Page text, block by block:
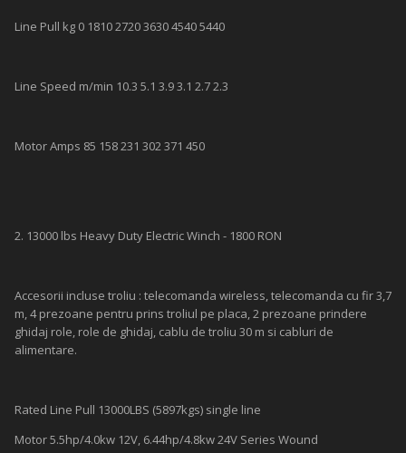
Line Pull kg 0 1810 2720 3630 4540 5440
Line Speed m/min 10.3 5.1 3.9 3.1 2.7 2.3
Motor Amps 85 158 231 302 371 450
2. 13000 lbs Heavy Duty Electric Winch - 1800 RON
Accesorii incluse troliu : telecomanda wireless, telecomanda cu fir 3,7
m, 4 prezoane pentru prins troliul pe placa, 2 prezoane prindere
ghidaj role, role de ghidaj, cablu de troliu 30 m si cabluri de
alimentare.
Rated Line Pull 13000LBS (5897kgs) single line
Motor 5.5hp/4.0kw 12V, 6.44hp/4.8kw 24V Series Wound